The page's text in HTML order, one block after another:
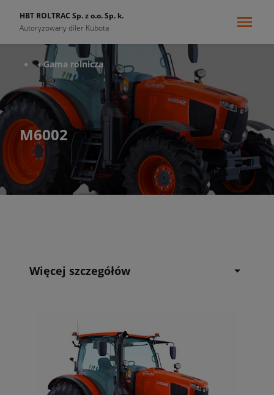
HBT ROLTRAC Sp. z o.o. Sp. k.
Autoryzowany diler Kubota
‹ Gama rolnicza
M6002
Więcej szczegółów